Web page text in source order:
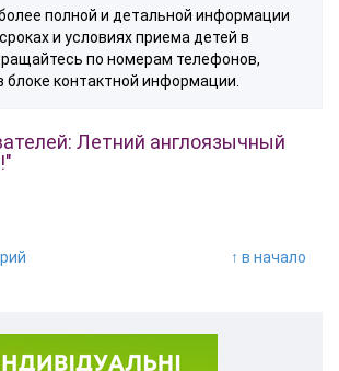
полной и детальной информации
и условиях приема детей в
по номерам телефонов,
блоке контактной информации.
Летний англоязычный
↑ в начало